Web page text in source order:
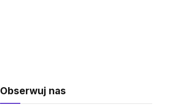
Obserwuj nas